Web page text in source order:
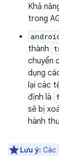
Khả
trong
thành
chuyển
dụng
lại các
định là
sẽ bị
hành
Lưu ý: Các